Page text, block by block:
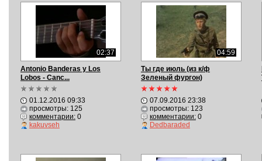
02:37
Antonio Banderas y Los
Lobos - Canc...
01.12.2016 09:33
просмотры: 125
комментарии:0
kakuvseh
04:59
Ты где июль (из к/ф
Зеленый фургон)
07.09.2016 23:38
просмотры: 123
комментарии:0
Dedbaraded